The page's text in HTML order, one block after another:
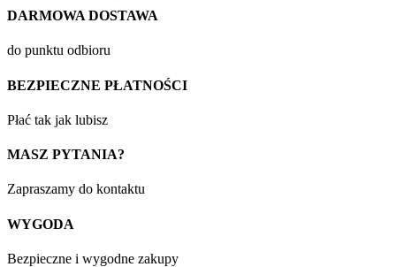
DARMOWA DOSTAWA
do punktu odbioru
BEZPIECZNE PŁATNOŚCI
Płać tak jak lubisz
MASZ PYTANIA?
Zapraszamy do kontaktu
WYGODA
Bezpieczne i wygodne zakupy